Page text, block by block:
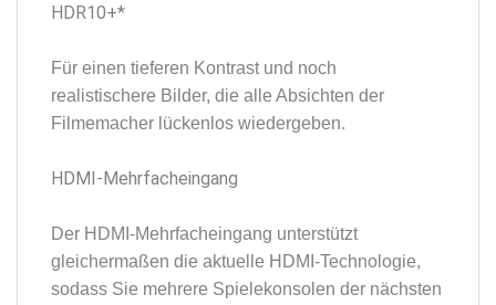
HDR10+*
Für einen tieferen Kontrast und noch
realistischere Bilder, die alle Absichten der
Filmemacher lückenlos wiedergeben.
HDMI-Mehrfacheingang
Der HDMI-Mehrfacheingang unterstützt
gleichermaßen die aktuelle HDMI-Technologie,
sodass Sie mehrere Spielekonsolen der nächsten